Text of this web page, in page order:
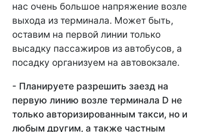
нас очень большое напряжение возле
выхода из терминала. Может быть,
оставим на первой линии только
высадку пассажиров из автобусов, а
посадку организуем на автовокзале.
- Планируете разрешить заезд на
первую линию возле терминала D не
только авторизированным такси, но и
любым другим, а также частным